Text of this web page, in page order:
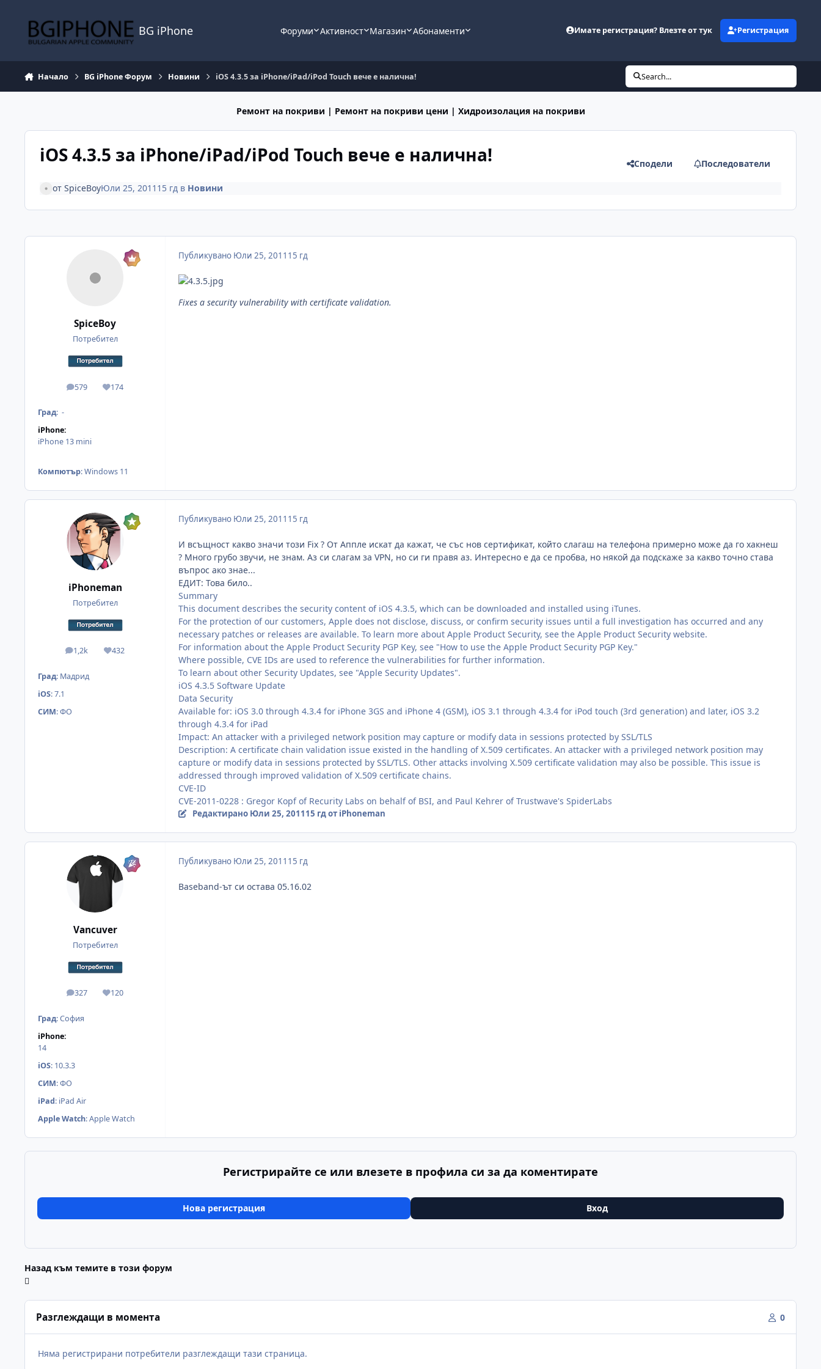
BG iPhone Форуми Активност Магазин Абонаменти Имате регистрация? Влезте от тук Регистрация
Начало BG iPhone Форум Новини iOS 4.3.5 за iPhone/iPad/iPod Touch вече е налична! Search...
Ремонт на покриви | Ремонт на покриви цени | Хидроизолация на покриви
iOS 4.3.5 за iPhone/iPad/iPod Touch вече е налична! Сподели Последователи
от SpiceBoyЮли 25, 2011 15 гдв Новини
SpiceBoy
Потребител
579
мнения 174
Reputation
Град: -
iPhone:
iPhone 13 mini
Компютър:Windows 11
Публикувано Юли 25, 2011 15 гд
Fixes a security vulnerability with certificate validation.
iPhoneman
Потребител
1,2k
мнения 432
Reputation
Град: Мадрид
iOS:7.1
СИМ:ФО
Публикувано Юли 25, 2011 15 гд
И всъщност какво значи този Fix ? От Аппле искат да кажат, че със нов сертификат, който слагаш на телефона примерно може да го хакнеш
? Много грубо звучи, не знам. Аз си слагам за VPN, но си ги правя аз. Интересно е да се пробва, но някой да подскаже за какво точно става
въпрос ако знае...
ЕДИТ: Това било..
Summary
This document describes the security content of iOS 4.3.5, which can be downloaded and installed using iTunes.
For the protection of our customers, Apple does not disclose, discuss, or confirm security issues until a full investigation has occurred and any
necessary patches or releases are available. To learn more about Apple Product Security, see the Apple Product Security website.
For information about the Apple Product Security PGP Key, see "How to use the Apple Product Security PGP Key."
Where possible, CVE IDs are used to reference the vulnerabilities for further information.
To learn about other Security Updates, see "Apple Security Updates".
iOS 4.3.5 Software Update
Data Security
Available for: iOS 3.0 through 4.3.4 for iPhone 3GS and iPhone 4 (GSM), iOS 3.1 through 4.3.4 for iPod touch (3rd generation) and later, iOS 3.2
through 4.3.4 for iPad
Impact: An attacker with a privileged network position may capture or modify data in sessions protected by SSL/TLS
Description: A certificate chain validation issue existed in the handling of X.509 certificates. An attacker with a privileged network position may
capture or modify data in sessions protected by SSL/TLS. Other attacks involving X.509 certificate validation may also be possible. This issue is
addressed through improved validation of X.509 certificate chains.
CVE-ID
CVE-2011-0228 : Gregor Kopf of Recurity Labs on behalf of BSI, and Paul Kehrer of Trustwave's SpiderLabs
Редактирано Юли 25, 201115 гдот iPhoneman
Vancuver
Потребител
327
мнения 120
Reputation
Град:София
iPhone:
14
iOS: 10.3.3
СИМ:ФО
iPad: iPad Air
Apple Watch:Apple Watch
Публикувано Юли 25, 2011 15 гд
Baseband-ът си остава 05.16.02
Регистрирайте се или влезете в профила си за да коментирате
Нова регистрация Вход
Назад към темите в този форум
Разглеждащи в момента 0
Няма регистрирани потребители разглеждащи тази страница.